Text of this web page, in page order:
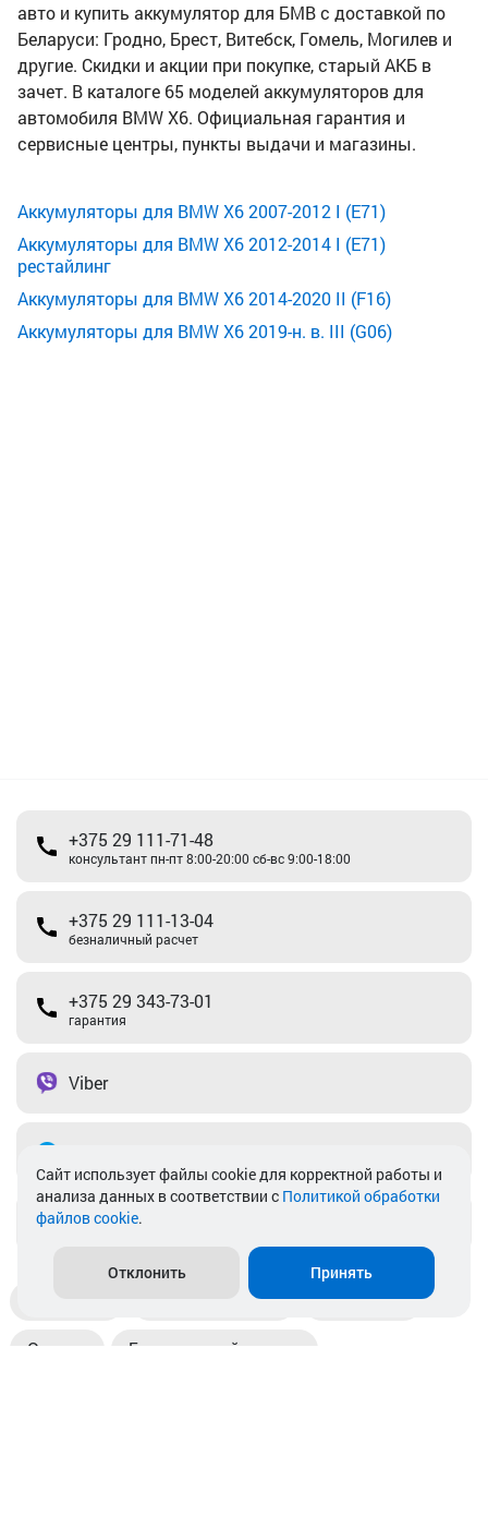
авто и купить аккумулятор для БМВ с доставкой по
Беларуси: Гродно, Брест, Витебск, Гомель, Могилев и
другие. Скидки и акции при покупке, старый АКБ в
зачет. В каталоге 65 моделей аккумуляторов для
автомобиля BMW X6. Официальная гарантия и
сервисные центры, пункты выдачи и магазины.
Аккумуляторы для BMW X6 2007-2012 I (E71)
Аккумуляторы для BMW X6 2012-2014 I (E71)
рестайлинг
Аккумуляторы для BMW X6 2014-2020 II (F16)
Аккумуляторы для BMW X6 2019-н. в. III (G06)
+375 29 111-71-48
консультант пн-пт 8:00-20:00 сб-вс 9:00-18:00
+375 29 111-13-04
безналичный расчет
+375 29 343-73-01
гарантия
Viber
info@akkamulik.by
Пункты выдачи Магазины
Оплата Безналичный расчет
Cайт использует файлы cookie для корректной работы и
анализа данных в соответствии с Политикой обработки
файлов cookie.
Отклонить Принять